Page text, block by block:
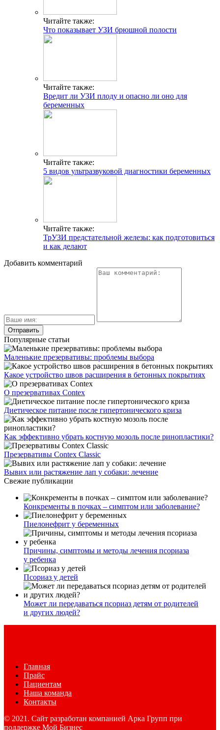
Читайте также:
Что показывает УЗИ брюшной полости
Читайте также:
Вредит ли УЗИ плоду и опасно ли оно для
беременных
Читайте также:
5 видов ультразвуковой диагностики беременных
Читайте также:
ТрУЗИ предстательной железы: как подготовиться
и как делают
Добавить комментарий
Популярные статьи
Маленькие презервативы: проблемы выбора
Какое устройство швов расширения в бетонных покрытиях
О презервативах Contex
Диетическое питание после гипертонического криза
Как эффективно убрать костную мозоль после ринопластики?
Презервативы Contex Classic
Вывих или растяжение лап у собаки: лечение
Свежие публикации
Конкременты в почках – симптом или заболевание?
Пиелонефрит у беременных
Причины, симптомы и методы лечения псориаза
у ребенка
Псориаз у детей
Может ли передаваться псориаз детям от родителей
и других людей?
Главная
Прайс
Пациентам
Наша команда
Контакты
© 2021. Сайт разработан компанией Арка Групп при
поддержке Мой Бизнес